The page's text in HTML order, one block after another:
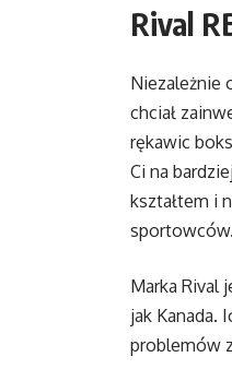
Rival
Niezależnie
chciał
rękawic
Ci na
kształtem i
sportowców.
Marka Rival
jak Kanada.
problemów